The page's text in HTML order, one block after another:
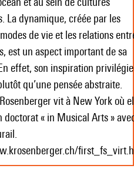
La dynamique, créée par les
de vie et les relations
est un aspect important de sa
effet, son inspiration
qu’une pensée abstraite.
vit à New York où
doctorat « in Musical Arts »